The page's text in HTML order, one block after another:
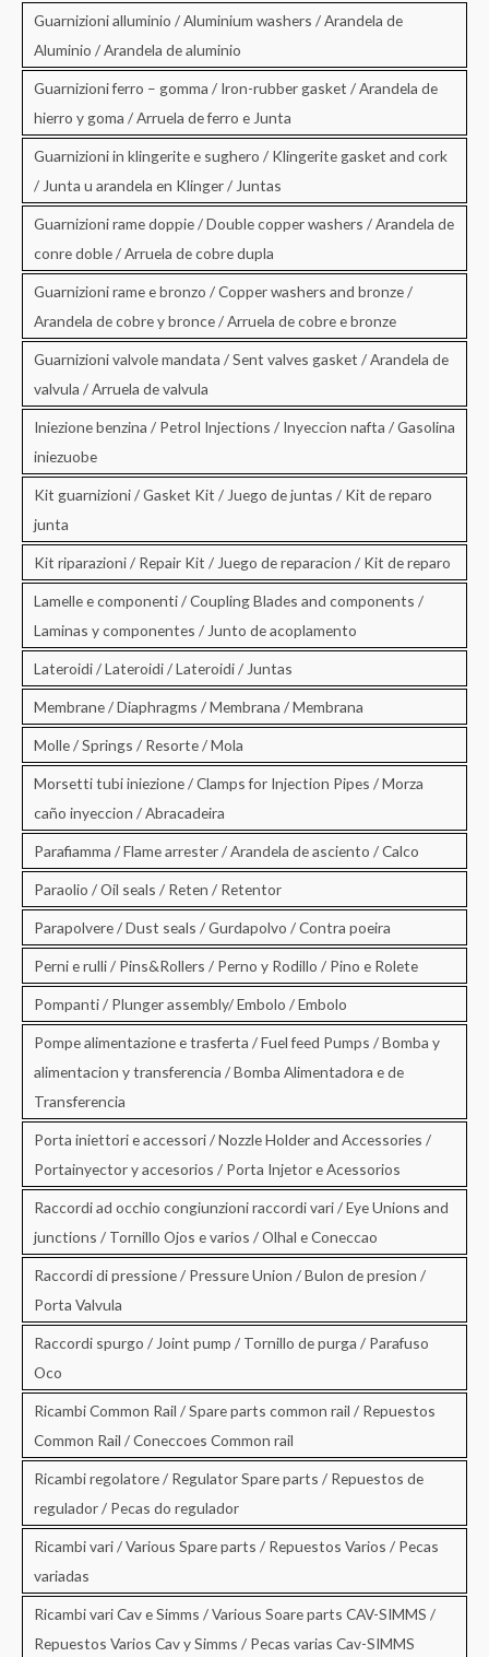
Guarnizioni alluminio / Aluminium washers / Arandela de
Aluminio / Arandela de aluminio
Guarnizioni ferro – gomma / Iron-rubber gasket / Arandela de
hierro y goma / Arruela de ferro e Junta
Guarnizioni in klingerite e sughero / Klingerite gasket and cork
/ Junta u arandela en Klinger / Juntas
Guarnizioni rame doppie / Double copper washers / Arandela de
conre doble / Arruela de cobre dupla
Guarnizioni rame e bronzo / Copper washers and bronze /
Arandela de cobre y bronce / Arruela de cobre e bronze
Guarnizioni valvole mandata / Sent valves gasket / Arandela de
valvula / Arruela de valvula
Iniezione benzina / Petrol Injections / Inyeccion nafta / Gasolina
iniezuobe
Kit guarnizioni / Gasket Kit / Juego de juntas / Kit de reparo
junta
Kit riparazioni / Repair Kit / Juego de reparacion / Kit de reparo
Lamelle e componenti / Coupling Blades and components /
Laminas y componentes / Junto de acoplamento
Lateroidi / Lateroidi / Lateroidi / Juntas
Membrane / Diaphragms / Membrana / Membrana
Molle / Springs / Resorte / Mola
Morsetti tubi iniezione / Clamps for Injection Pipes / Morza
caño inyeccion / Abracadeira
Parafiamma / Flame arrester / Arandela de asciento / Calco
Paraolio / Oil seals / Reten / Retentor
Parapolvere / Dust seals / Gurdapolvo / Contra poeira
Perni e rulli / Pins&Rollers / Perno y Rodillo / Pino e Rolete
Pompanti / Plunger assembly/ Embolo / Embolo
Pompe alimentazione e trasferta / Fuel feed Pumps / Bomba y
alimentacion y transferencia / Bomba Alimentadora e de
Transferencia
Porta iniettori e accessori / Nozzle Holder and Accessories /
Portainyector y accesorios / Porta Injetor e Acessorios
Raccordi ad occhio congiunzioni raccordi vari / Eye Unions and
junctions / Tornillo Ojos e varios / Olhal e Coneccao
Raccordi di pressione / Pressure Union / Bulon de presion /
Porta Valvula
Raccordi spurgo / Joint pump / Tornillo de purga / Parafuso
Oco
Ricambi Common Rail / Spare parts common rail / Repuestos
Common Rail / Coneccoes Common rail
Ricambi regolatore / Regulator Spare parts / Repuestos de
regulador / Pecas do regulador
Ricambi vari / Various Spare parts / Repuestos Varios / Pecas
variadas
Ricambi vari Cav e Simms / Various Soare parts CAV-SIMMS /
Repuestos Varios Cav y Simms / Pecas varias Cav-SIMMS